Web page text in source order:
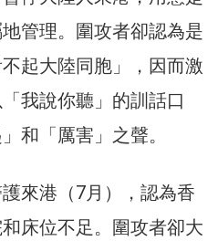
管理。圍攻者卻認為是
不起大陸同胞」，因而激
我說你聽」的訓話口
和「厲害」之聲。
來港（7月），認為香
床位不足。圍攻者卻大